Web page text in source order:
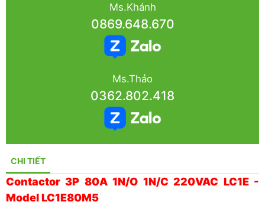
Ms.Khánh
0869.648.670
Ms.Thảo
0362.802.418
CHI TIẾT
Contactor 3P 80A 1N/O 1N/C 220VAC LC1E -
Model LC1E80M5